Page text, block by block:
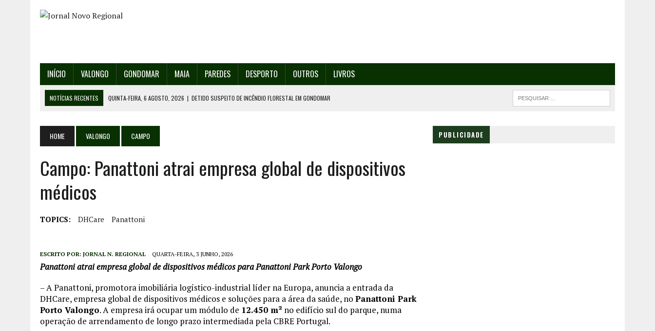
INÍCIO VALONGO GONDOMAR MAIA PAREDES DESPORTO OUTROS LIVROS
NOTÍCIAS RECENTES QUINTA-FEIRA, 6 AGOSTO, 2026 | DETIDO SUSPEITO DE INCÊNDIO FLORESTAL EM GONDOMAR
QUINTA-FEIRA, 6 AGOSTO, 2026 | INCÊNDIOS – FAFE: PJ DETÉM SUSPEITA DE ATEAR FOGO COM ISQUEIRO
SEXTA-FEIRA, 7 AGOSTO, 2026
FESTAS DA CIDADE DE VALONGO E 13º ENCONTRO ASSOCIATIVO DE 14 A 17 DE AGOSTO
HOME VALONGO CAMPO
Campo: Panattoni atrai empresa global de dispositivos
médicos
TOPICS: DHCare Panattoni
ESCRITO POR: JORNAL N. REGIONAL QUARTA-FEIRA, 3 JUNHO, 2026
Panattoni atrai empresa global de dispositivos médicos para Panattoni Park Porto Valongo
– A Panattoni, promotora imobiliária logístico-industrial líder na Europa, anuncia a entrada da
DHCare, empresa global de dispositivos médicos e soluções para a área da saúde, no Panattoni Park
Porto Valongo. A empresa irá ocupar um módulo de 12.450 m² no edifício sul do parque, numa
operação de arrendamento de longo prazo intermediada pela CBRE Portugal.
PUBLICIDADE